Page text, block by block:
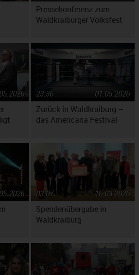
Pressekonferenz zum
Waldkraiburger Volksfest
Zurück in Waldkraiburg –
das Americana Festival
01.05.2026
23:36
Spendenübergabe in
Waldkraiburg
16.03.2026
03:07